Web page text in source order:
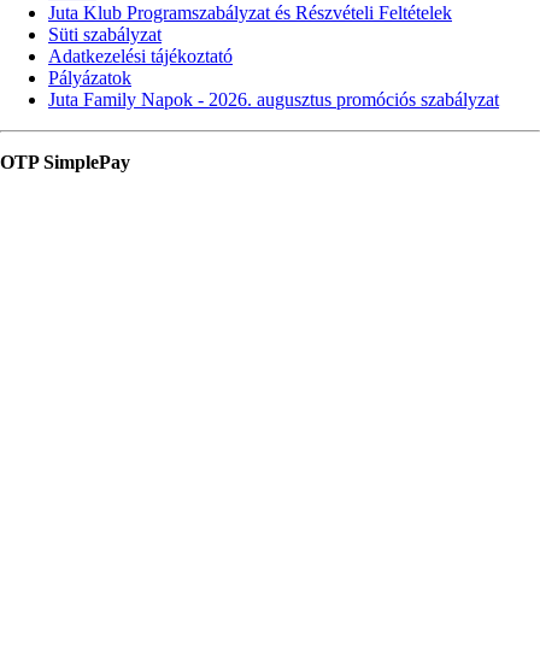
Juta Klub Programszabályzat és Részvételi Feltételek
Süti szabályzat
Adatkezelési tájékoztató
Pályázatok
Juta Family Napok - 2026. augusztus promóciós szabályzat
OTP SimplePay